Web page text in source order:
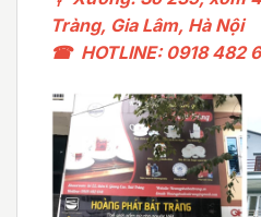
Tràng, Gia Lâm, Hà Nội
☎ HOTLINE: 0918 482